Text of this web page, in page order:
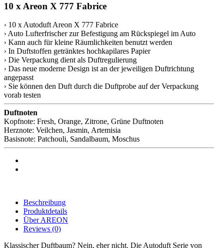
10 x Areon X 777 Fabrice
› 10 x Autoduft Areon X 777 Fabrice
› Auto Lufterfrischer zur Befestigung am Rückspiegel im Auto
› Kann auch für kleine Räumlichkeiten benutzt werden
› In Duftstoffen getränktes hochkapilares Papier
› Die Verpackung dient als Duftregulierung
› Das neue moderne Design ist an der jeweiligen Duftrichtung
angepasst
› Sie können den Duft durch die Duftprobe auf der Verpackung
vorab testen
Duftnoten
Kopfnote: Fresh, Orange, Zitrone, Grüne Duftnoten
Herznote: Veilchen, Jasmin, Artemisia
Basisnote: Patchouli, Sandalbaum, Moschus
Beschreibung
Produktdetails
Über AREON
Reviews (0)
Klassischer Duftbaum? Nein, eher nicht. Die Autoduft Serie von